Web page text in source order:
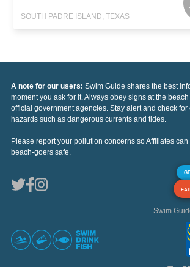
SOUTH PADRE ISLAND, TEXAS
A note for our users: Swim Guide shares the best
moment you ask for it. Always obey signs at the
official government agencies. Stay alert and check for
hazards such as dangerous currents and tides.
Please report your pollution concerns so Affiliates
beach-goers safe.
Swim